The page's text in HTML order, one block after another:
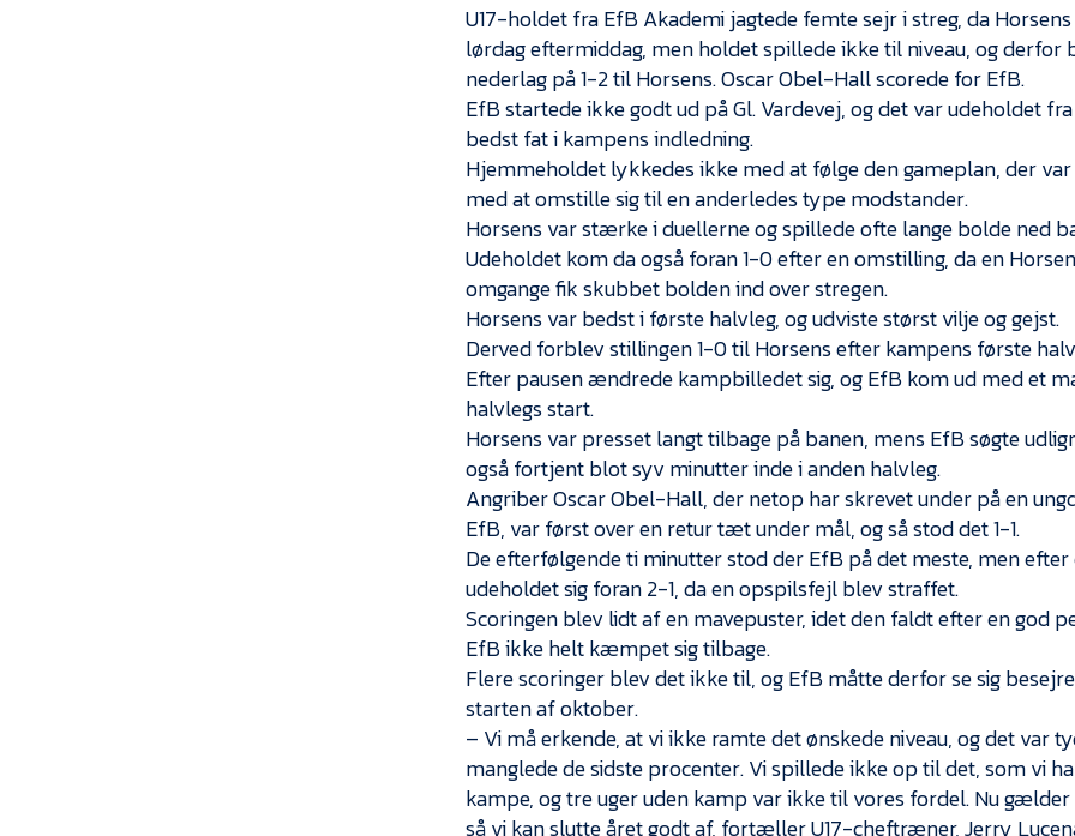
U17-holdet fra EfB Akademi jagtede femte sejr i streg, da
lørdag eftermiddag, men holdet spillede ikke til niveau, og derfor
nederlag på 1-2 til Horsens. Oscar Obel-Hall scorede for EfB.
EfB startede ikke godt ud på Gl. Vardevej, og det var udeholdet
bedst fat i kampens indledning.
Hjemmeholdet lykkedes ikke med at følge den gameplan, der
med at omstille sig til en anderledes type modstander.
Horsens var stærke i duellerne og spillede ofte lange bolde ned
Udeholdet kom da også foran 1-0 efter en omstilling, da en
omgange fik skubbet bolden ind over stregen.
Horsens var bedst i første halvleg, og udviste størst vilje og gejst.
Derved forblev stillingen 1-0 til Horsens efter kampens første
Efter pausen ændrede kampbilledet sig, og EfB kom ud med et
halvlegs start.
Horsens var presset langt tilbage på banen, mens EfB søgte
også fortjent blot syv minutter inde i anden halvleg.
Angriber Oscar Obel-Hall, der netop har skrevet under på en
EfB, var først over en retur tæt under mål, og så stod det 1-1.
De efterfølgende ti minutter stod der EfB på det meste, men
udeholdet sig foran 2-1, da en opspilsfejl blev straffet.
Scoringen blev lidt af en mavepuster, idet den faldt efter en god
EfB ikke helt kæmpet sig tilbage.
Flere scoringer blev det ikke til, og EfB måtte derfor se sig
starten af oktober.
– Vi må erkende, at vi ikke ramte det ønskede niveau, og det var
manglede de sidste procenter. Vi spillede ikke op til det, som vi
kampe, og tre uger uden kamp var ikke til vores fordel. Nu
så vi kan slutte året godt af, fortæller U17-cheftræner, Jerry